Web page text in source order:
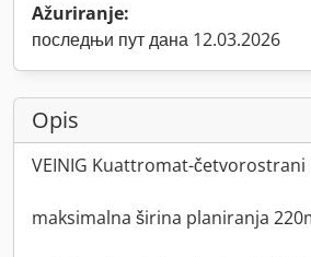
Ažuriranje:
последњи пут дана 12.03.2026
Opis
VEINIG Kuattromat-
maksimalna širina planiranja